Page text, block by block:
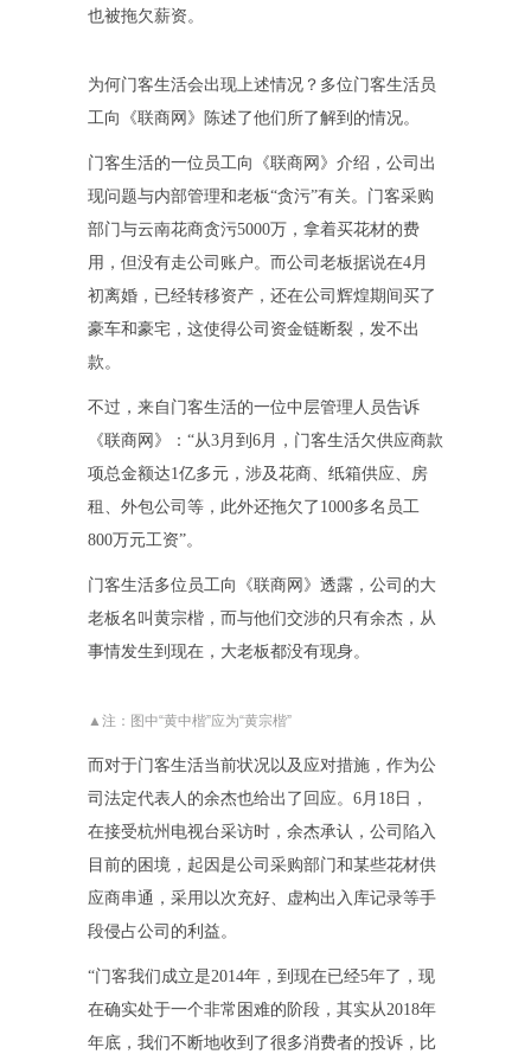
也被拖欠薪资。
为何门客生活会出现上述情况？多位门客生活员
工向《联商网》陈述了他们所了解到的情况。
门客生活的一位员工向《联商网》介绍，公司出
现问题与内部管理和老板“贪污”有关。门客采购
部门与云南花商贪污5000万，拿着买花材的费
用，但没有走公司账户。而公司老板据说在4月
初离婚，已经转移资产，还在公司辉煌期间买了
豪车和豪宅，这使得公司资金链断裂，发不出
款。
不过，来自门客生活的一位中层管理人员告诉
《联商网》：“从3月到6月，门客生活欠供应商款
项总金额达1亿多元，涉及花商、纸箱供应、房
租、外包公司等，此外还拖欠了1000多名员工
800万元工资”。
门客生活多位员工向《联商网》透露，公司的大
老板名叫黄宗楷，而与他们交涉的只有余杰，从
事情发生到现在，大老板都没有现身。
▲ 注：图中“黄中楷”应为“黄宗楷”
而对于门客生活当前状况以及应对措施，作为公
司法定代表人的余杰也给出了回应。6月18日，
在接受杭州电视台采访时，余杰承认，公司陷入
目前的困境，起因是公司采购部门和某些花材供
应商串通，采用以次充好、虚构出入库记录等手
段侵占公司的利益。
“门客我们成立是2014年，到现在已经5年了，现
在确实处于一个非常困难的阶段，其实从2018年
年底，我们不断地收到了很多消费者的投诉，比